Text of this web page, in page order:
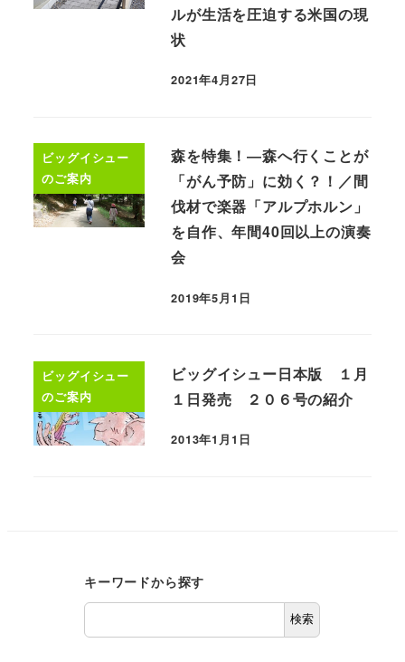
ルが生活を圧迫する米国の現
状
2021年4月27日
ビッグイシュー
のご案内
森を特集！―森へ行くことが
「がん予防」に効く？！／間
伐材で楽器「アルプホルン」
を自作、年間40回以上の演奏
会
2019年5月1日
ビッグイシュー
のご案内
ビッグイシュー日本版 １月
１日発売 ２０６号の紹介
2013年1月1日
キーワードから探す
検索